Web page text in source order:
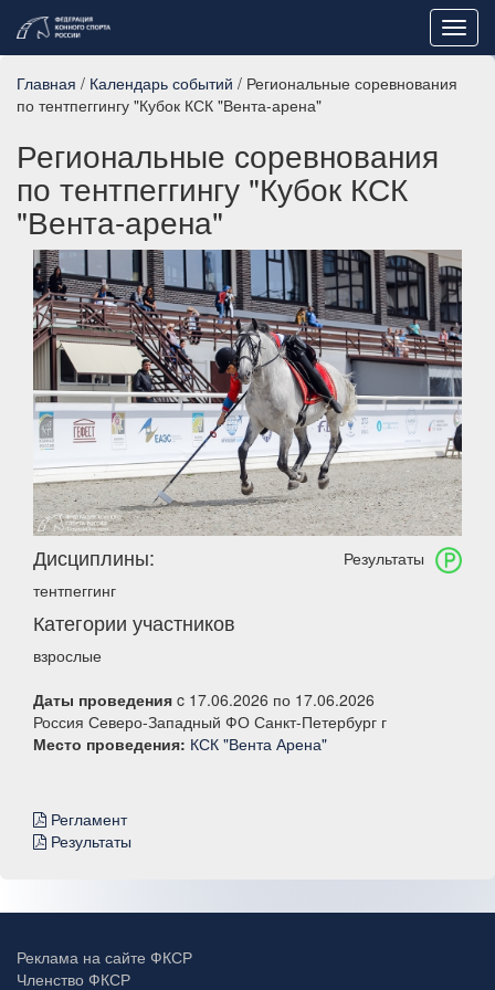
Главная / Календарь событий / Региональные соревнования
по тентпеггингу "Кубок КСК "Вента-арена"
Региональные соревнования
по тентпеггингу "Кубок КСК
"Вента-арена"
Результаты
Дисциплины:
тентпеггинг
Категории участников
взрослые
Даты проведения c 17.06.2026 по 17.06.2026
Россия Северо-Западный ФО Санкт-Петербург г
Место проведения: КСК "Вента Арена"
Регламент
Результаты
Реклама на сайте ФКСР
Членство ФКСР